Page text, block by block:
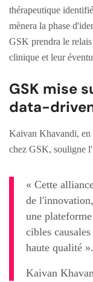
thérapeutique
mènera la phase
GSK prendra le
clinique et leur
GSK mise
data-
Kaivan Khavandi, en
chez GSK, souligne
« Cette
de
une
cibles
haute qualité ».
Kaivan